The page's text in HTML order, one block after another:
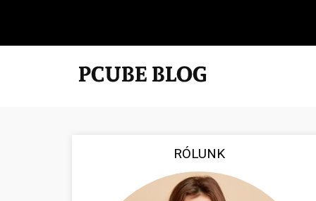
RÓLUNK